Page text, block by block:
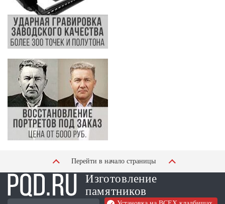
Перейти в начало страницы
Изготовление
памятников